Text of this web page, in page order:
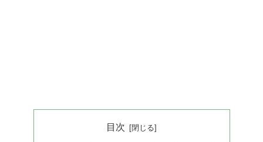
目次